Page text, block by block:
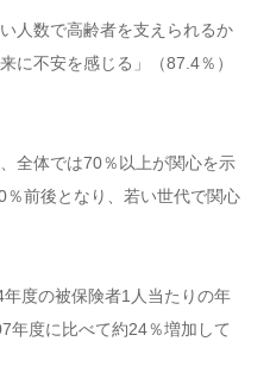
人数で高齢者を支えられるか
に不安を感じる」（87.4％）
全体では70％以上が関心を示
前後となり、若い世代で関心
度の被保険者1人当たりの年
年度に比べて約24％増加して